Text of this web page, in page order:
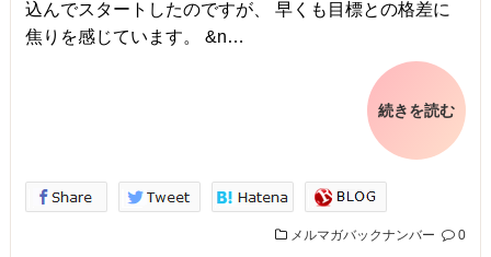
込んでスタートしたのですが、 早くも目標との格差に
焦りを感じています。 &n…
続きを読む
メルマガバックナンバー 0